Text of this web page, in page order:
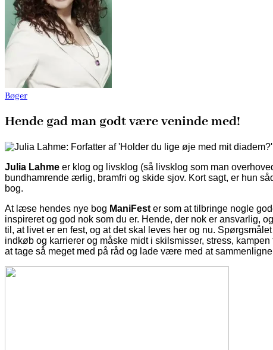
Bøger
Hende gad man godt være veninde med!
Julia Lahme er klog og livsklog (så livsklog som man
bundhamrende ærlig, bramfri og skide sjov. Kort sagt, er hun
bog.
At læse hendes nye bog ManiFest er som at tilbringe nogle
inspireret og god nok som du er. Hende, der nok er ansvarlig,
til, at livet er en fest, og at det skal leves her og nu.
indkøb og karrierer og måske midt i skilsmisser, stress,
at tage så meget med på råd og lade være med at